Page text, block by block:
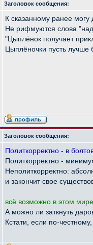
Заголовок сообщения:
К сказанному ранее могу
Не рифмуются слова
"Цыплёнок получает
Цыплёночки пусть лучше
Заголовок сообщения:
Политкорректно - в
Политкорректно -
Неполиткорректно:
и закончит свое
всё возможно в этом
А можно ли заткнуть
Кстати, если по-